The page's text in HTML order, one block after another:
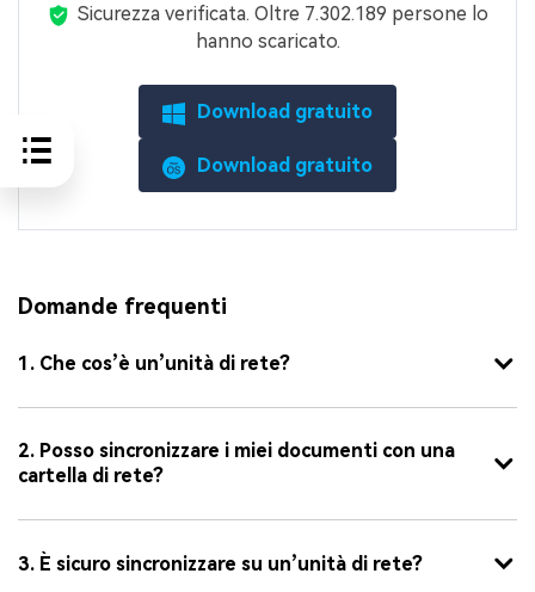
Sicurezza verificata. Oltre 7.302.189 persone lo
hanno scaricato.
Download gratuito
Download gratuito
Domande frequenti
1. Che cos’è un’unità di rete?
2. Posso sincronizzare i miei documenti con una
cartella di rete?
3. È sicuro sincronizzare su un’unità di rete?